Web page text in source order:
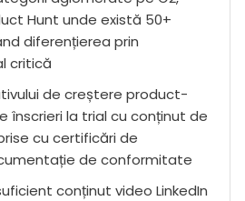
Hunt unde există 50+
diferențierea prin
critică
de creștere product-
înscrieri la trial cu conținut de
cu certificări de
de conformitate
conținut video LinkedIn